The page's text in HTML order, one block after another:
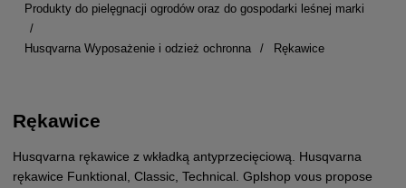
Produkty do pielęgnacji ogrodów oraz do gospodarki leśnej marki
Husqvarna Wyposażenie i odzież ochronna Rękawice
Rękawice
Husqvarna rękawice z wkładką antyprzecięciową. Husqvarna
rękawice Funktional, Classic, Technical. Gplshop vous propose